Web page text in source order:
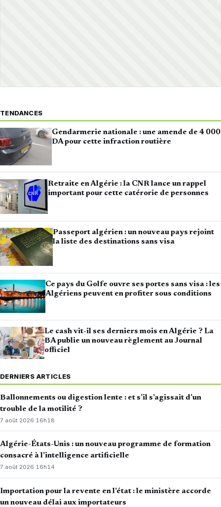
TENDANCES
Gendarmerie nationale : une amende de 4 000
DA pour cette infraction routière
Retraite en Algérie : la CNR lance un rappel
important pour cette catérorie de personnes
Passeport algérien : un nouveau pays rejoint
la liste des destinations sans visa
Ce pays du Golfe ouvre ses portes sans visa : les
Algériens peuvent en profiter sous conditions
Le cash vit-il ses derniers mois en Algérie ? La
BA publie un nouveau règlement au Journal
officiel
DERNIERS ARTICLES
Ballonnements ou digestion lente : et s’il s’agissait d’un
trouble de la motilité ?
7 août 2026· 16h18
Algérie-États-Unis : un nouveau programme de formation
consacré à l’intelligence artificielle
7 août 2026·16h14
Importation pour la revente en l’état : le ministère accorde
un nouveau délai aux importateurs